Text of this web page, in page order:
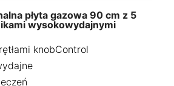
płyta gazowa 90 cm z 5
wysokowydajnymi
knobControl